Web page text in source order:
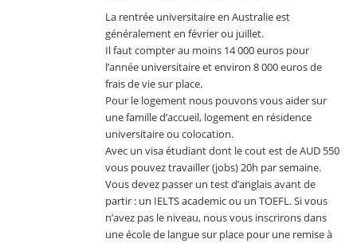
La rentrée universitaire en Australie est
généralement en février ou juillet.
Il faut compter au moins 14 000 euros pour
l’année universitaire et environ 8 000 euros de
frais de vie sur place.
Pour le logement nous pouvons vous aider sur
une famille d’accueil, logement en résidence
universitaire ou colocation.
Avec un visa étudiant dont le cout est de AUD 550
vous pouvez travailler (jobs) 20h par semaine.
Vous devez passer un test d’anglais avant de
partir : un IELTS academic ou un TOEFL. Si vous
n’avez pas le niveau, nous vous inscrirons dans
une école de langue sur place pour une remise à